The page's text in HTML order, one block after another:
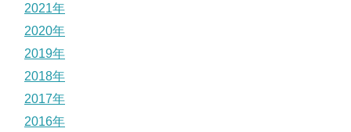
2021年
2020年
2019年
2018年
2017年
2016年